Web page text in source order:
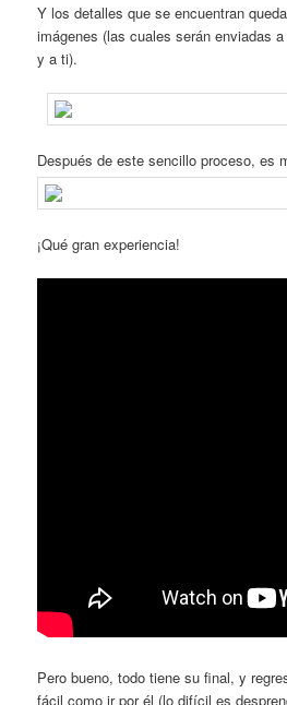
Y los detalles que se encuentran
imágenes (las cuales serán enviadas
y a ti).
Después de este sencillo proceso, es
¡Qué gran experiencia!
Pero bueno, todo tiene su final, y
fácil como ir por él (lo difícil es